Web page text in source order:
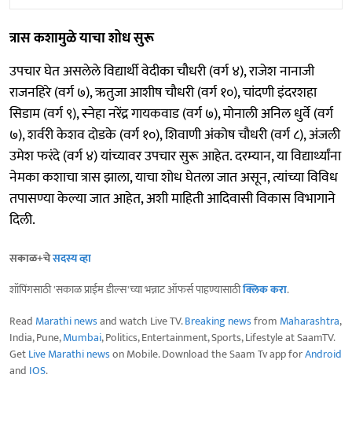
त्रास कशामुळे याचा शोध सुरू
उपचार घेत असलेले विद्यार्थी वेदीका चौधरी (वर्ग ४), राजेश नानाजी
राजनहिरे (वर्ग ७), ऋतुजा आशीष चौधरी (वर्ग १०), चांदणी इंदरशहा
सिडाम (वर्ग ९), स्नेहा नरेंद्र गायकवाड (वर्ग ७), मोनाली अनिल धुर्वे (वर्ग
७), शर्वरी केशव दोडके (वर्ग १०), शिवाणी अंकोष चौधरी (वर्ग ८), अंजली
उमेश फरंदे (वर्ग ४) यांच्यावर उपचार सुरू आहेत. दरम्यान, या विद्यार्थ्यांना
नेमका कशाचा त्रास झाला, याचा शोध घेतला जात असून, त्यांच्या विविध
तपासण्या केल्या जात आहेत, अशी माहिती आदिवासी विकास विभागाने
दिली.
सकाळ+चेसदस्य व्हा
शॉपिंगसाठी 'सकाळ प्राईम डील्स'च्या भन्नाट ऑफर्स पाहण्यासाठीक्लिक करा.
Read Marathi newsand watch Live TV.Breaking newsfrom Maharashtra,
India, Pune,Mumbai, Politics, Entertainment, Sports, Lifestyle at SaamTV.
GetLive Marathi newson Mobile. Download the Saam Tv app forAndroid
and IOS.